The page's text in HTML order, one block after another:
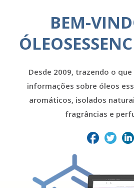
BEM-
Desde 2009, trazendo o
informações sobre óleos
aromáticos, isolados
fragrâncias e